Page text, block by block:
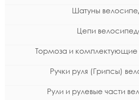
Шатуны
Цепи
Тормоза и комплектующие
Ручки руля (Грипсы)
Рули и рулевые части